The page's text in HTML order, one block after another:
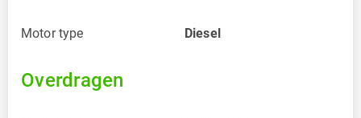
Motor type Diesel
Overdragen